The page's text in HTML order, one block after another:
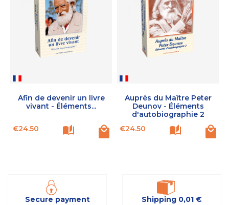
Afin de devenir un livre
vivant - Éléments...
Price
€24.50
Auprès du Maître Peter
Deunov - Éléments
d'autobiographie 2
Price
€24.50
Secure payment Shipping 0,01 €